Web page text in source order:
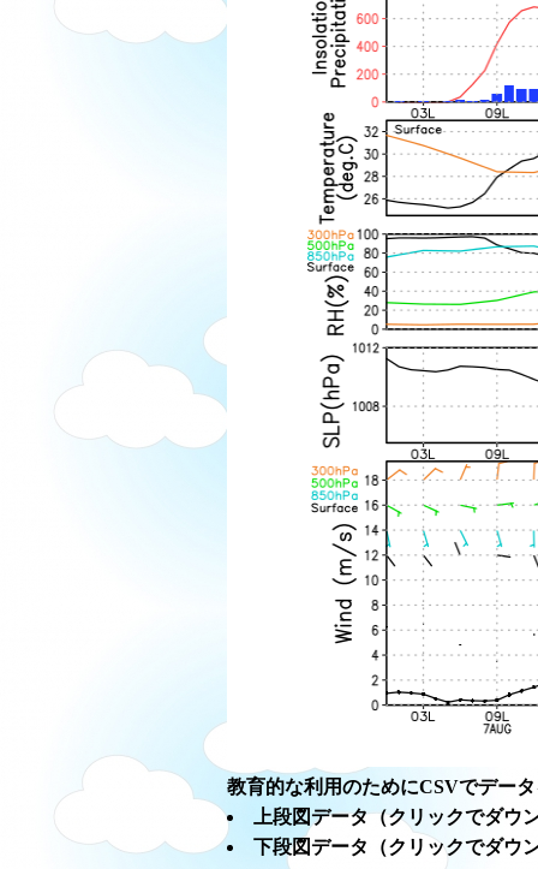
教育的な利用のためにCSVでデー
上段図データ（クリックでダウ
下段図データ（クリックでダウ